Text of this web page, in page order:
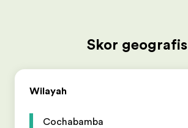
Skor geografis
Wilayah
Cochabamba